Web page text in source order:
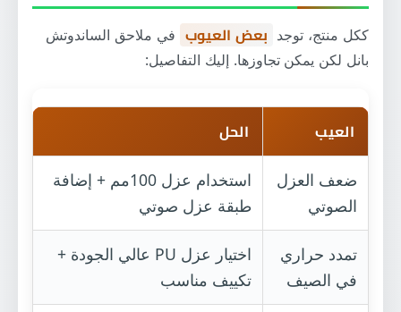
ككل منتج، توجد بعض العيوب في ملاحق الساندوتش
بانل لكن يمكن تجاوزها. إليك التفاصيل:
العيب الحل
ضعف العزل
الصوتي
استخدام عزل 100مم + إضافة
طبقة عزل صوتي
تمدد حراري
في الصيف
اختيار عزل PU عالي الجودة +
تكييف مناسب